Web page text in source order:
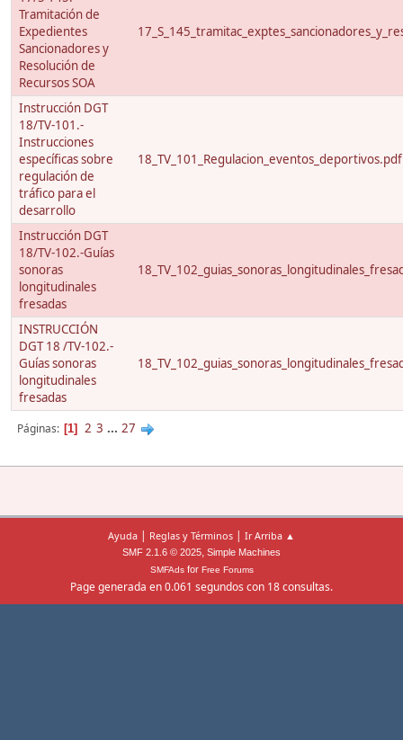
Tramitación de
Expedientes
Sancionadores y
Resolución de
Recursos SOA
Instrucción DGT
18/TV-101.-
Instrucciones
específicas sobre
regulación de
tráfico para el
desarrollo
18_TV_101_Regulacion_eventos_deportivos.pdf
Instrucción DGT
18/TV-102.-Guías
sonoras
longitudinales
fresadas
INSTRUCCIÓN
DGT 18 /TV-102.-
Guías sonoras
longitudinales
fresadas
Páginas 1 2 3 ... 27
Ayuda | Reglas y Términos | Ir Arriba ▲
SMF 2.1.6 © 2025, Simple Machines
SMFAdsfor Free Forums
Page generada en 0.061 segundos con 18 consultas.